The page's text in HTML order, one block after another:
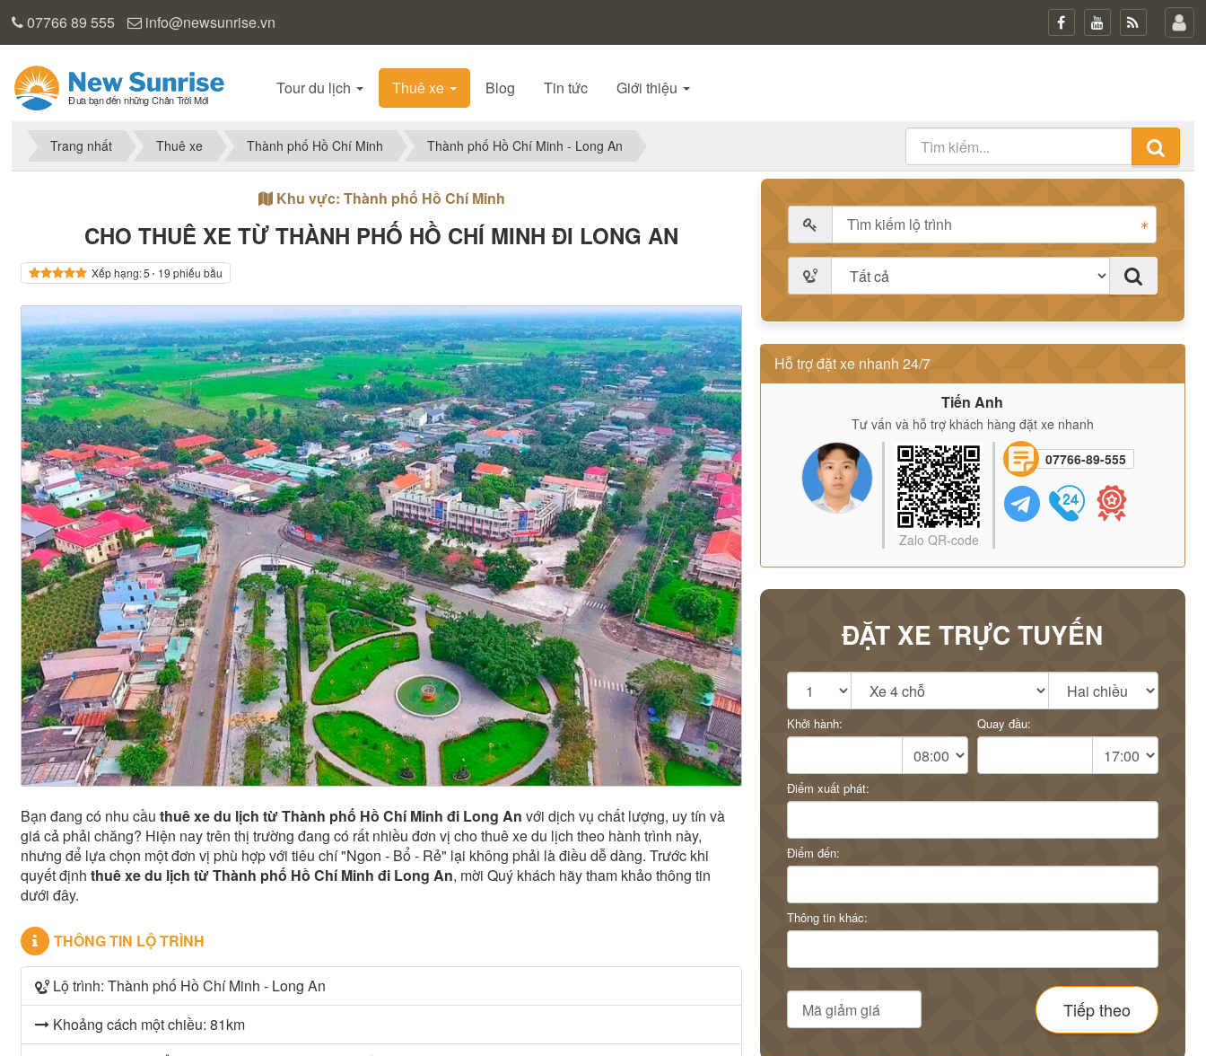
07766 89 555 info@newsunrise.vn
Tour du lịch Thuê xe Blog Tin tức Giới thiệu
Trang nhất Thuê xe Thành phố Hồ Chí Minh Thành phố Hồ Chí Minh - Long An
Khu vực: Thành phố Hồ Chí Minh
CHO THUÊ XE TỪ THÀNH PHỐ HỒ CHÍ MINH ĐI LONG AN
Xếp hạng:5 ⋅ 19 phiếu bầu
Bạn đang có nhu cầuthuê xe du lịch từ Thành phố Hồ Chí Minh đi Long An với dịch vụ chất lượng, uy tín và
giá cả phải chăng? Hiện nay trên thị trường đang có rất nhiều đơn vị cho thuê xe du lịch theo hành trình này,
nhưng để lựa chọn một đơn vị phù hợp với tiêu chí "Ngon - Bổ - Rẻ" lại không phải là điều dễ dàng. Trước khi
quyết địnhthuê xe du lịch từ Thành phố Hồ Chí Minh đi Long An, mời Quý khách hãy tham khảo thông tin
dưới đây.
THÔNG TIN LỘ TRÌNH
Lộ trình: Thành phố Hồ Chí Minh - Long An
Khoảng cách một chiều: 81km
Hỗ trợ đặt xe nhanh 24/7
Tiến Anh
Tư vấn và hỗ trợ khách hàng đặt xe nhanh
Zalo QR-code
07766-89-555
ĐẶT XE TRỰC TUYẾN
Khởi hành: Quay đầu:
Điểm xuất phát:
Điểm đến:
Thông tin khác:
Tiếp theo